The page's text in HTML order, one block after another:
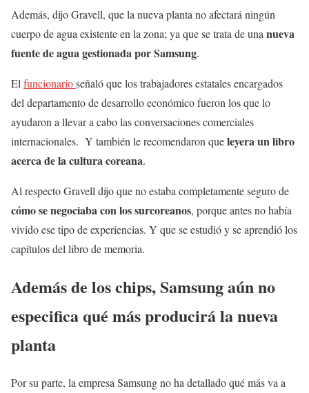
Además, dijo Gravell, que la nueva planta no afectará ningún
cuerpo de agua existente en la zona; ya que se trata de una nueva
fuente de agua gestionada por Samsung.
El funcionarioseñaló que los trabajadores estatales encargados
del departamento de desarrollo económico fueron los que lo
ayudaron a llevar a cabo las conversaciones comerciales
internacionales. Y también le recomendaron queleyera un libro
acerca de la cultura coreana.
Al respecto Gravell dijo que no estaba completamente seguro de
cómo se negociaba con los surcoreanos, porque antes no había
vivido ese tipo de experiencias. Y que se estudió y se aprendió los
capítulos del libro de memoria.
Además de los chips, Samsung aún no
especifica qué más producirá la nueva
planta
Por su parte, la empresa Samsung no ha detallado qué más va a